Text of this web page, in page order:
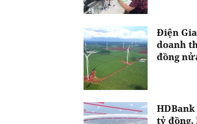
Điện
doanh
đồng
HDBank
tỷ đồng,